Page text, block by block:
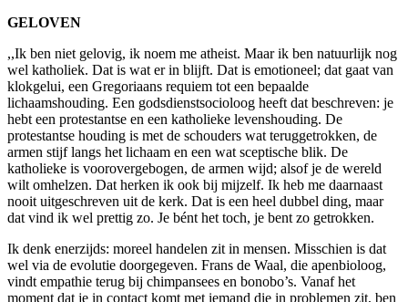
GELOVEN
,,Ik ben niet gelovig, ik noem me atheist. Maar ik ben natuurlijk nog
wel katholiek. Dat is wat er in blijft. Dat is emotioneel; dat gaat van
klokgelui, een Gregoriaans requiem tot een bepaalde
lichaamshouding. Een godsdienstsocioloog heeft dat beschreven: je
hebt een protestantse en een katholieke levenshouding. De
protestantse houding is met de schouders wat teruggetrokken, de
armen stijf langs het lichaam en een wat sceptische blik. De
katholieke is voorovergebogen, de armen wijd; alsof je de wereld
wilt omhelzen. Dat herken ik ook bij mijzelf. Ik heb me daarnaast
nooit uitgeschreven uit de kerk. Dat is een heel dubbel ding, maar
dat vind ik wel prettig zo. Je bént het toch, je bent zo getrokken.
Ik denk enerzijds: moreel handelen zit in mensen. Misschien is dat
wel via de evolutie doorgegeven. Frans de Waal, die apenbioloog,
vindt empathie terug bij chimpansees en bonobo’s. Vanaf het
moment dat je in contact komt met iemand die in problemen zit, ben